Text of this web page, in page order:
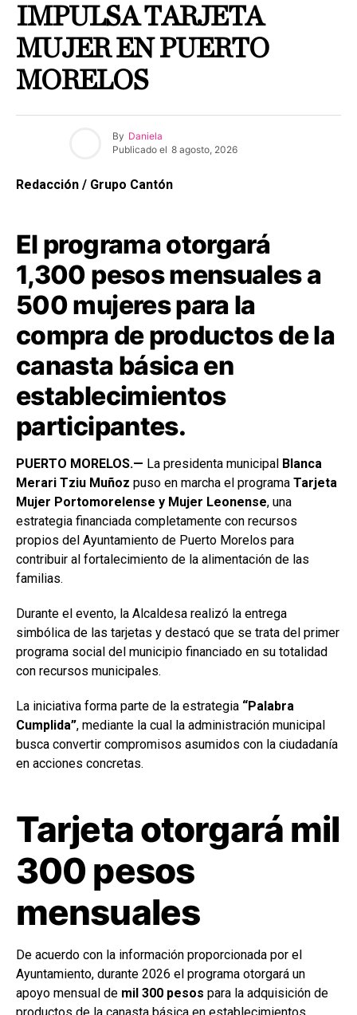
IMPULSA TARJETA
MUJER EN PUERTO
MORELOS
By Daniela
Publicado el 8 agosto, 2026
Redacción / Grupo Cantón
El programa otorgará
1,300 pesos mensuales a
500 mujeres para la
compra de productos de la
canasta básica en
establecimientos
participantes.
PUERTO MORELOS.— La presidenta municipal Blanca
Merari Tziu Muñoz puso en marcha el programa Tarjeta
Mujer Portomorelense y Mujer Leonense, una
estrategia financiada completamente con recursos
propios del Ayuntamiento de Puerto Morelos para
contribuir al fortalecimiento de la alimentación de las
familias.
Durante el evento, la Alcaldesa realizó la entrega
simbólica de las tarjetas y destacó que se trata del primer
programa social del municipio financiado en su totalidad
con recursos municipales.
La iniciativa forma parte de la estrategia “Palabra
Cumplida”, mediante la cual la administración municipal
busca convertir compromisos asumidos con la ciudadanía
en acciones concretas.
Tarjeta otorgará mil
300 pesos
mensuales
De acuerdo con la información proporcionada por el
Ayuntamiento, durante 2026 el programa otorgará un
apoyo mensual de mil 300 pesos para la adquisición de
productos de la canasta básica en establecimientos